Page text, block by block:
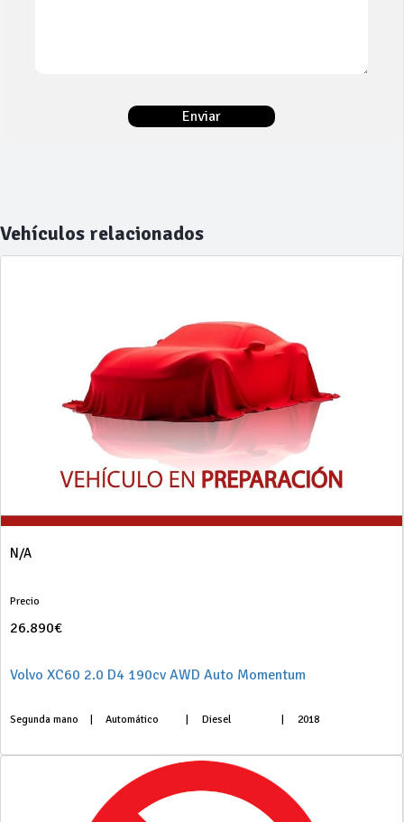
Vehículos relacionados
N/A
Precio
26.890€
Volvo XC60 2.0 D4 190cv AWD Auto Momentum
Segunda mano Automático Diesel 2018